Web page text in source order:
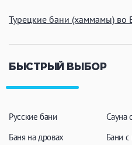
Турецкие бани (хаммамы) во
БЫСТРЫЙ ВЫБОР
Русские бани
Баня на дровах
Сауна
Бани